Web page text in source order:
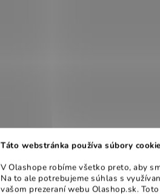
Táto webstránka používa súbory
V Olashope robíme všetko preto, aby
Na to ale potrebujeme súhlas s
vašom prezeraní webu Olashop.sk.